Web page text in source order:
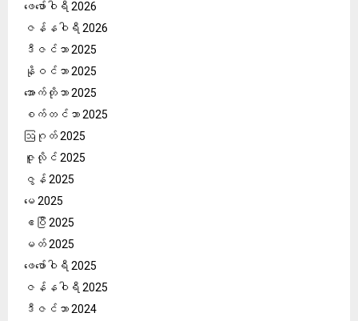
ဖေ‌ဖော်ဝါရီ 2026
ဇန်နဝါရီ 2026
ဒီဇင်ဘာ 2025
နိုဝင်ဘာ 2025
အောက်တိုဘာ 2025
စက်တင်ဘာ 2025
ဩဂုတ် 2025
ဇူလိုင် 2025
ဇွန် 2025
မေ 2025
ဧပြီ 2025
မတ် 2025
ဖေ‌ဖော်ဝါရီ 2025
ဇန်နဝါရီ 2025
ဒီဇင်ဘာ 2024